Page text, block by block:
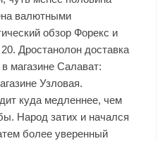
валютными
обзор Форекс и
Дростанолон доставка
магазине Салават:
Узловая.
куда медленнее, чем
Народ затих и начался
более уверенный